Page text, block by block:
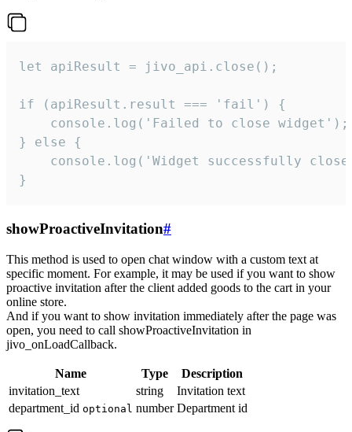
let apiResult = jivo_api.close();
if (apiResult.result === 'fail') {
    console.log('Failed to close widget');
} else {
console.log('Widget successfully
}
showProactiveInvitation#
This method is used to open chat window with a custom text at
specific moment. For example, it may be used if you want to show
proactive invitation after the client added goods to the cart in your
online store.
And if you want to show invitation immediately after the page was
open, you need to call showProactiveInvitation in
jivo_onLoadCallback.
Name Type
Description
invitation_text
string
Invitation text
department_id optional number Department id